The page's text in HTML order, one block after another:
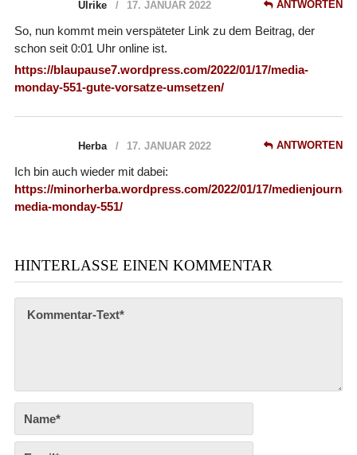
Ulrike 17. JANUAR 2022 ANTWORTEN
So, nun kommt mein verspäteter Link zu dem Beitrag, der
schon seit 0:01 Uhr online ist.
https://blaupause7.wordpress.com/2022/01/17/media-
monday-551-gute-vorsatze-umsetzen/
Herba 17. JANUAR 2022 ANTWORTEN
Ich bin auch wieder mit dabei:
https://minorherba.wordpress.com/2022/01/17/medienjournal-
media-monday-551/
HINTERLASSE EINEN KOMMENTAR